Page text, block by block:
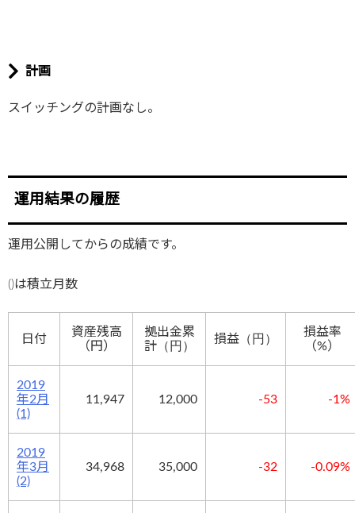
計画
スイッチングの計画なし。
運用結果の履歴
運用公開してからの成績です。
()は積立月数
日付
資産残高
（円）
拠出金累
計（円）
損益 （円）
損益率
（%）
2019
年2月
(1)
11,947 12,000 -53 -1%
2019
年3月
(2)
34,968 35,000 -32 -0.09%